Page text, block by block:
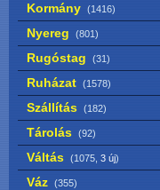
Kormány (1416)
Nyereg (801)
Rugóstag (31)
Ruházat (1578)
Szállítás (182)
Tárolás (92)
Váltás (1075, 3 új)
Váz (355)